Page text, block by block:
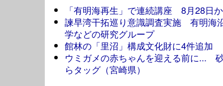
「有明海再生」で連続講座 8月28日
諫早湾干拓巡り意識調査実施 有明
学などの研究グループ
館林の「里沼」構成文化財に4件追加
ウミガメの赤ちゃんを迎える前に...
らタッグ（宮崎県）